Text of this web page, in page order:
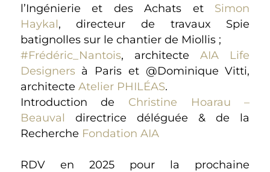
l’Ingénierie et des Achats et Simon
Haykal, directeur de travaux Spie
batignolles sur le chantier de Miollis ;
#Frédéric_Nantois, architecteAIA Life
Designersà Paris et @Dominique Vitti,
architecte Atelier PHILÉAS.
Introduction de Christine Hoarau –
Beauval directrice déléguée & de la
Recherche Fondation AIA
RDV en 2025 pour la prochaine